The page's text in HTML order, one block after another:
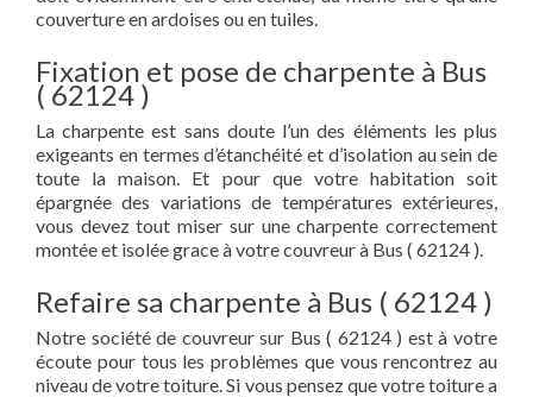
couverture en ardoises ou en tuiles.
Fixation et pose de charpente à Bus
( 62124 )
La charpente est sans doute l’un des éléments les plus
exigeants en termes d’étanchéité et d’isolation au sein de
toute la maison. Et pour que votre habitation soit
épargnée des variations de températures extérieures,
vous devez tout miser sur une charpente correctement
montée et isolée grace à votre couvreur à Bus ( 62124 ).
Refaire sa charpente à Bus ( 62124 )
Notre société de couvreur sur Bus ( 62124 ) est à votre
écoute pour tous les problèmes que vous rencontrez au
niveau de votre toiture. Si vous pensez que votre toiture a